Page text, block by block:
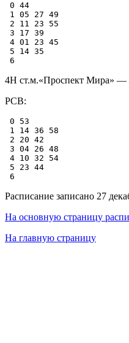
0 44
1 05 27 49
2 11 23 55
3 17 39
4 01 23 45
5 14 35
4Н ст.м.«Проспект Мира» —
РСВ:
0 53
1 14 36 58
2 20 42
3 04 26 48
4 10 32 54
5 23 44
Расписание записано 27
На основную страницу
На главную страницу